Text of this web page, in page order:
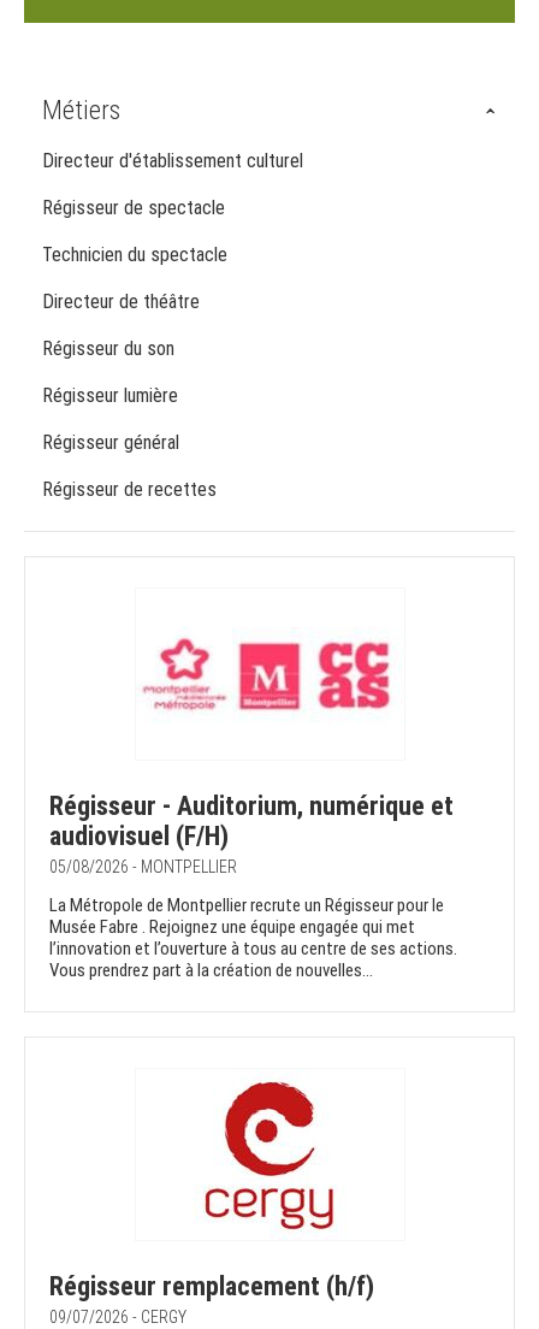
Métiers
Directeur d'établissement culturel
Régisseur de spectacle
Technicien du spectacle
Directeur de théâtre
Régisseur du son
Régisseur lumière
Régisseur général
Régisseur de recettes
Régisseur - Auditorium, numérique et
audiovisuel (F/H)
05/08/2026 - MONTPELLIER
La Métropole de Montpellier recrute un Régisseur pour le
Musée Fabre . Rejoignez une équipe engagée qui met
l’innovation et l’ouverture à tous au centre de ses actions.
Vous prendrez part à la création de nouvelles...
Régisseur remplacement (h/f)
09/07/2026 - CERGY